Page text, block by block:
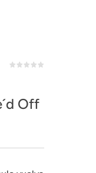
Off